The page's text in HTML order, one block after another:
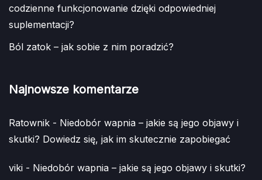
codzienne funkcjonowanie dzięki odpowiedniej
suplementacji?
Ból zatok – jak sobie z nim poradzić?
Najnowsze komentarze
Ratownik - Niedobór wapnia – jakie są jego objawy i
skutki? Dowiedz się, jak im skutecznie zapobiegać
viki - Niedobór wapnia – jakie są jego objawy i skutki?